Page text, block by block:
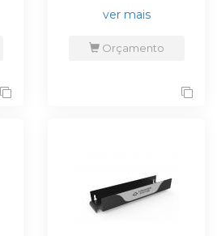
- 35150513 - LIGHTERA
ver mais
Orçamento